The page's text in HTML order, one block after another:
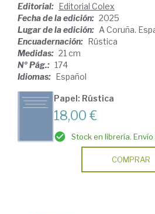
Editorial: Editorial Colex
Fecha de la edición: 2025
Lugar de la edición: A Coruña.
Encuadernación: Rústica
Medidas: 21 cm
Nº Pág.: 174
Idiomas: Español
Papel: Rústica
18,00 €
Stock en librería.
COMPRAR